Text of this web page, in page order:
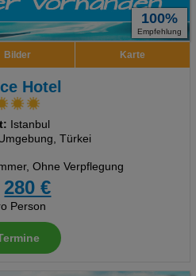
100%
Empfehlung
Bilder Karte
Hotel
Istanbul
Türkei
Ohne Verpflegung
280 €
Person